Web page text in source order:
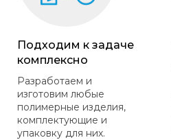
Подходим к задаче
комплексно
Разработаем и
изготовим любые
полимерные изделия,
комплектующие и
упаковку для них.